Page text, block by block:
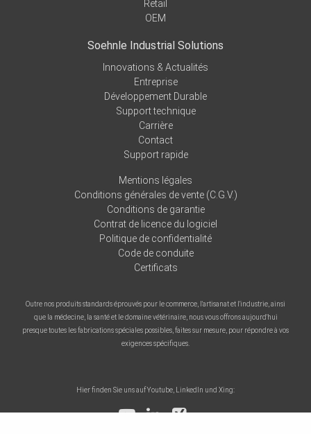
Retail
OEM
Soehnle Industrial Solutions
Innovations & Actualités
Entreprise
Développement Durable
Support technique
Carrière
Contact
Support rapide
Mentions légales
Conditions générales de vente (C.G.V.)
Conditions de garantie
Contrat de licence du logiciel
Politique de confidentialité
Code de conduite
Certificats
Outre nos produits standards éprouvés pour le commerce, l'artisanat et l'industrie, ainsi
que la médecine, la santé et le domaine vétérinaire, nous vous offrons aujourd'hui
presque toutes les fabrications spéciales possibles, faites sur mesure, pour répondre à vos
exigences spécifiques.
Hier finden Sie uns auf Youtube, LinkedIn und Xing: